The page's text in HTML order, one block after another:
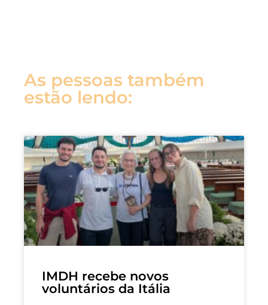
As pessoas também
estão lendo:
IMDH recebe novos
voluntários da Itália